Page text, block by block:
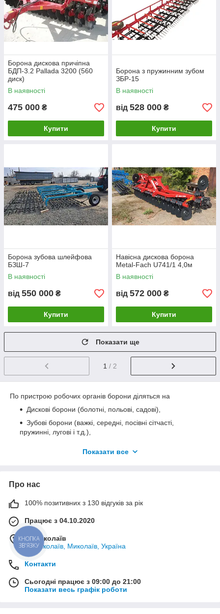
Борона дискова причіпна
БДП-3.2 Pallada 3200 (560
диск)
В наявності
475 000 ₴
Купити
Борона з пружинним зубом
ЗБР-15
В наявності
від 528 000 ₴
Купити
Борона зубова шлейфова
БЗШ-7
В наявності
від 550 000 ₴
Купити
Навісна дискова борона
Metal-Fach U741/1 4,0м
В наявності
від 572 000 ₴
Купити
Показати ще
1 / 2
По пристрою робочих органів борони діляться на
Дискові борони (болотні, польові, садові),
Зубові борони (важкі, середні, посівні сітчасті,
пружинні, лугові і т.д.),
Напівнавісні,
обробітку, класу трактора. Сьогодні в Україні використовують
такі технології обробітку грунту як традиційна, мінімальна
(mini-till) і нульова (no-till).
Боронування- поверхнева обробка грунту, яка забезпечує
подрібнення, часткове перемішування і вирівнювання
поверхні ґрунту. Якість боронування залежить від маси
борони, форми робочих органів, вологості грунту, швидкості
руху агрегату.
- подрібнення грунту з частковою закладенням
Показати все
Про нас
100% позитивних з 130 відгуків за рік
Працює з 04.10.2020
м. Миколаїв
м. Миколаїв, Миколаїв, Україна
Контакти
Сьогодні працює з 09:00 до 21:00
Показати весь графік роботи
КНОПКА
ЗВ'ЯЗКУ